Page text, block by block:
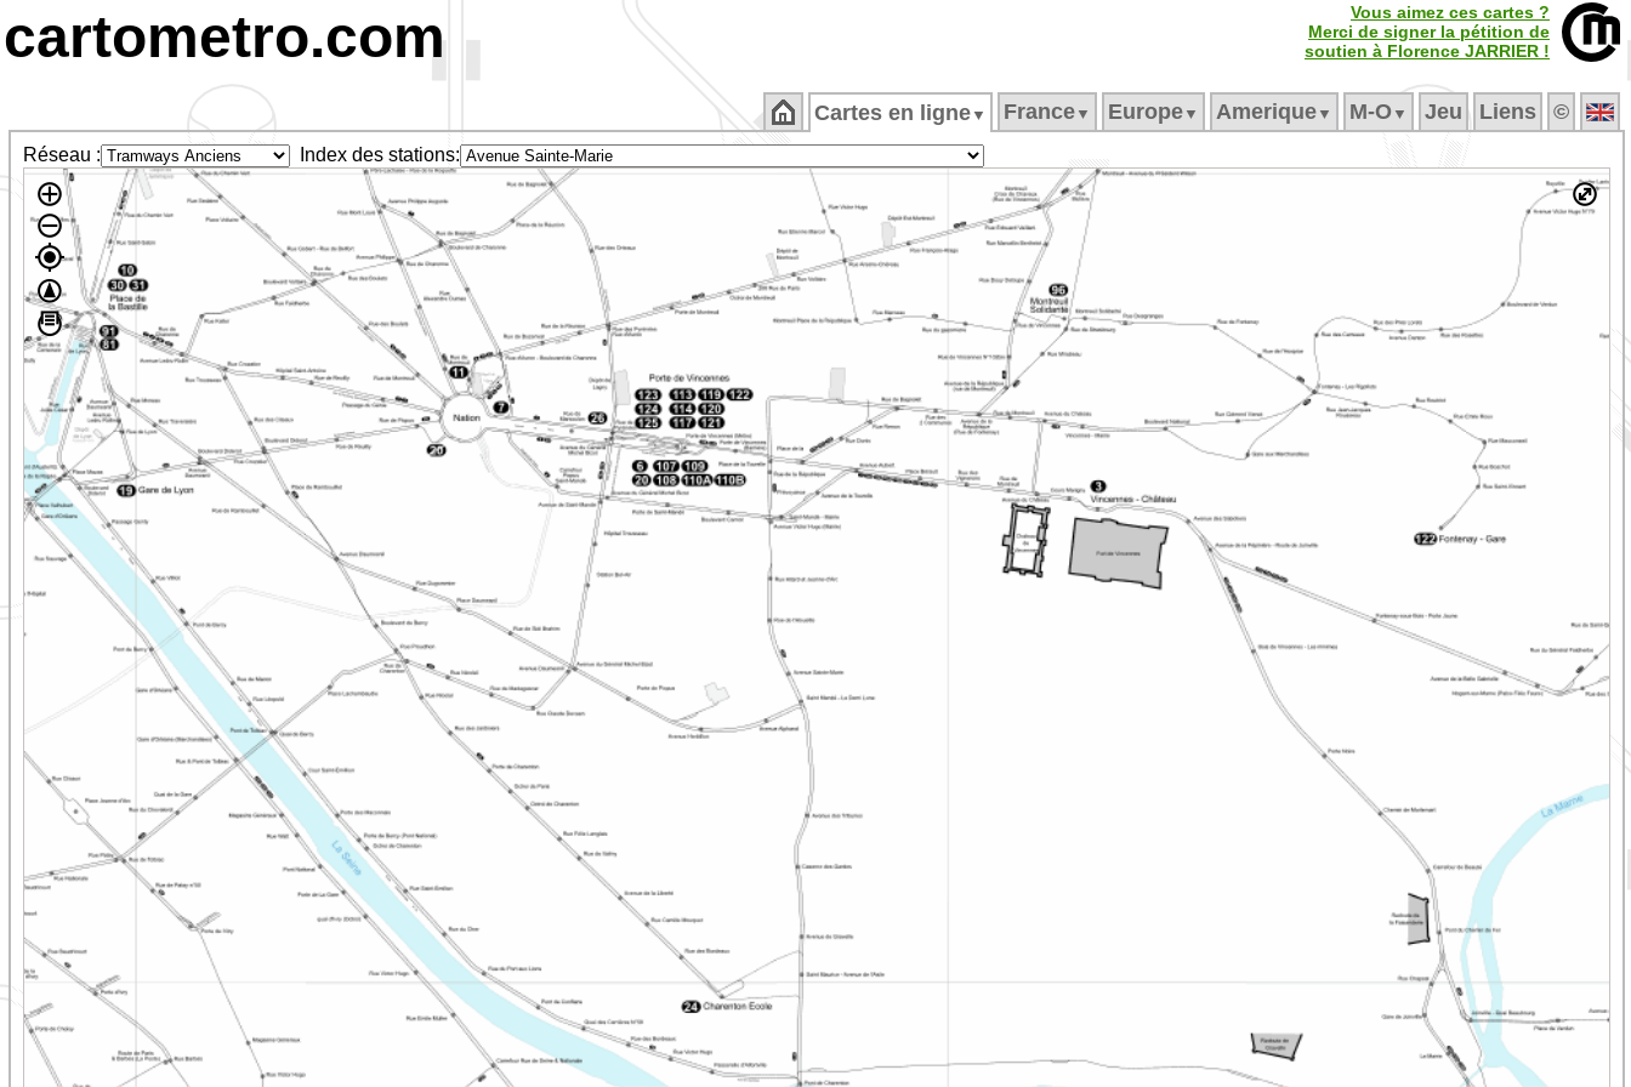
cartometro.com
Vous aimez ces cartes ?
Merci de signer la pétition de
soutien à Florence JARRIER !
Cartes en ligne ▼ France ▼ Europe ▼ Amerique ▼ M‑O ▼ Jeu Liens ©
Réseau : Index des stations: